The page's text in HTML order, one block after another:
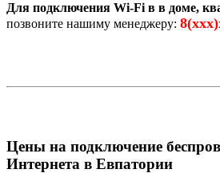
Для подключения Wi-Fi в в доме,
позвоните нашиму менеджеру:
Цены на подключение
Интернета в Евпатории